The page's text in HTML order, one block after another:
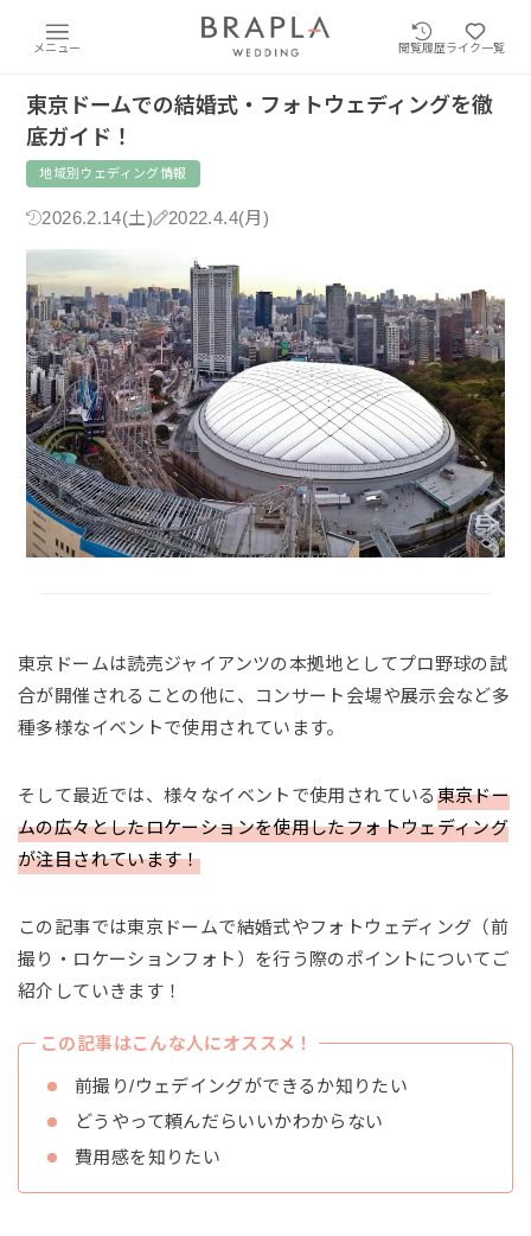
メニュー 閲覧履歴ライク一覧
東京ドームでの結婚式・フォトウェディングを徹
底ガイド！
地域別ウェディング情報
2026.2.14(土) 2022.4.4(月)
東京ドームは読売ジャイアンツの本拠地としてプロ野球の試
合が開催されることの他に、コンサート会場や展示会など多
種多様なイベントで使用されています。
そして最近では、様々なイベントで使用されている 東京ドー
ムの広々としたロケーションを使用したフォトウェディング
が注目されています！
この記事では東京ドームで結婚式やフォトウェディング（前
撮り・ロケーションフォト）を行う際のポイントについてご
紹介していきます！
この記事はこんな人にオススメ！
前撮り/ウェデイングができるか知りたい
どうやって頼んだらいいかわからない
費用感を知りたい